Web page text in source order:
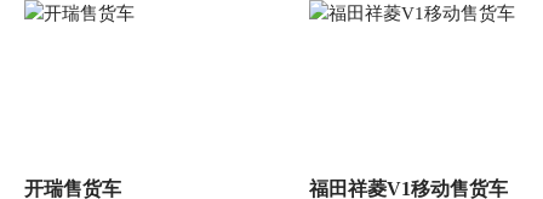
开瑞售货车 福田祥菱V1移动售货车